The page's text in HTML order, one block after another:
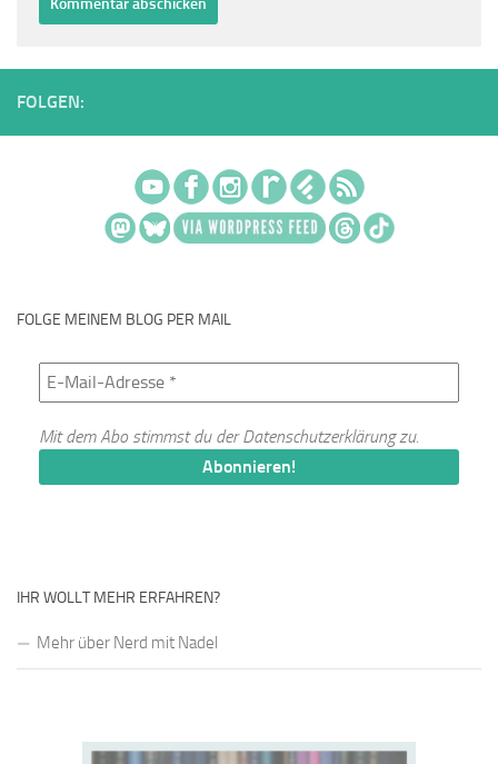
FOLGEN:
FOLGE MEINEM BLOG PER MAIL
Mit dem Abo stimmst du derDatenschutzerklärungzu.
IHR WOLLT MEHR ERFAHREN?
Mehr über Nerd mit Nadel